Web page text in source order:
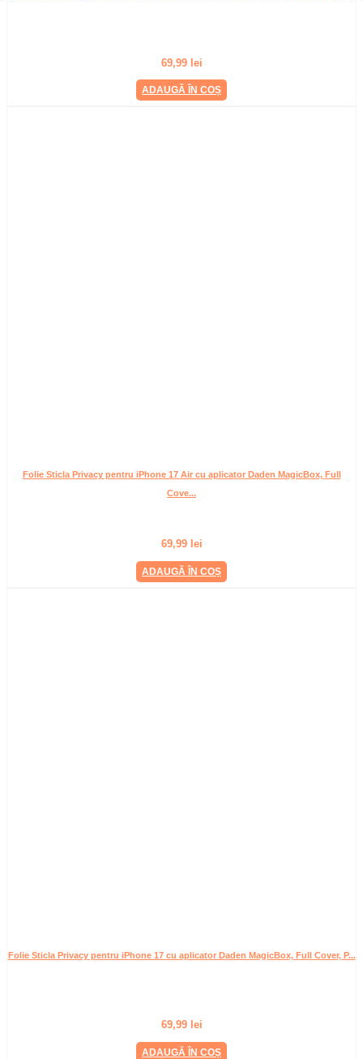
69,99 lei
ADAUGĂ ÎN COȘ
Folie Sticla Privacy pentru iPhone 17 Air cu aplicator Daden MagicBox, Full
Cove...
69,99 lei
ADAUGĂ ÎN COȘ
Folie Sticla Privacy pentru iPhone 17 cu aplicator Daden MagicBox, Full Cover, P...
69,99 lei
ADAUGĂ ÎN COȘ